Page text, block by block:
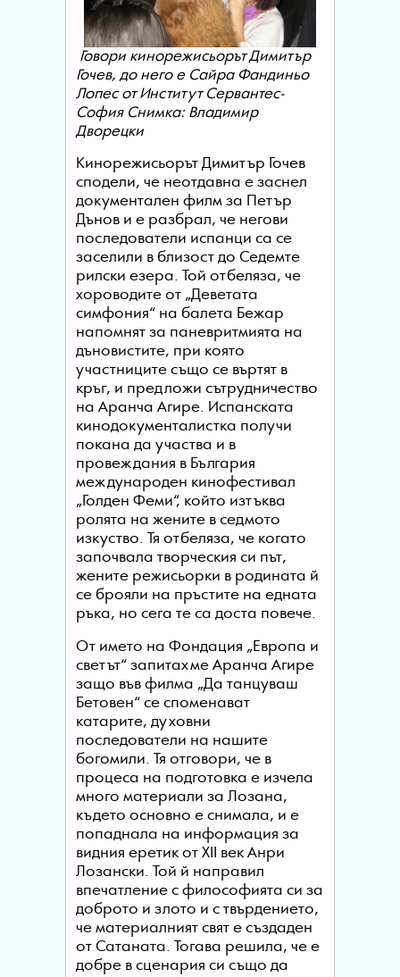
Говори кинорежисьорът Димитър
Гочев, до него е Сайра Фандиньо
Лопес от Институт Сервантес-
София Снимка: Владимир
Дворецки
Кинорежисьорът Димитър Гочев
сподели, че неотдавна е заснел
документален филм за Петър
Дънов и е разбрал, че негови
последователи испанци са се
заселили в близост до Седемте
рилски езера. Той отбеляза, че
хороводите от „Деветата
симфония“ на балета Бежар
напомнят за паневритмията на
дъновистите, при която
участниците също се въртят в
кръг, и предложи сътрудничество
на Аранча Агире. Испанската
кинодокументалистка получи
покана да участва и в
провеждания в България
международен кинофестивал
„Голден Феми“, който изтъква
ролята на жените в седмото
изкуство. Тя отбеляза, че когато
започвала творческия си път,
жените режисьорки в родината й
се брояли на пръстите на едната
ръка, но сега те са доста повече.
От името на Фондация „Европа и
светът“ запитахме Аранча Агире
защо във филма „Да танцуваш
Бетовен“ се споменават
катарите, духовни
последователи на нашите
богомили. Тя отговори, че в
процеса на подготовка е изчела
много материали за Лозана,
където основно е снимала, и е
попаднала на информация за
видния еретик от XII век Анри
Лозански. Той й направил
впечатление с философията си за
доброто и злото и с твърдението,
че материалният свят е създаден
от Сатаната. Тогава решила, че е
добре в сценария си също да